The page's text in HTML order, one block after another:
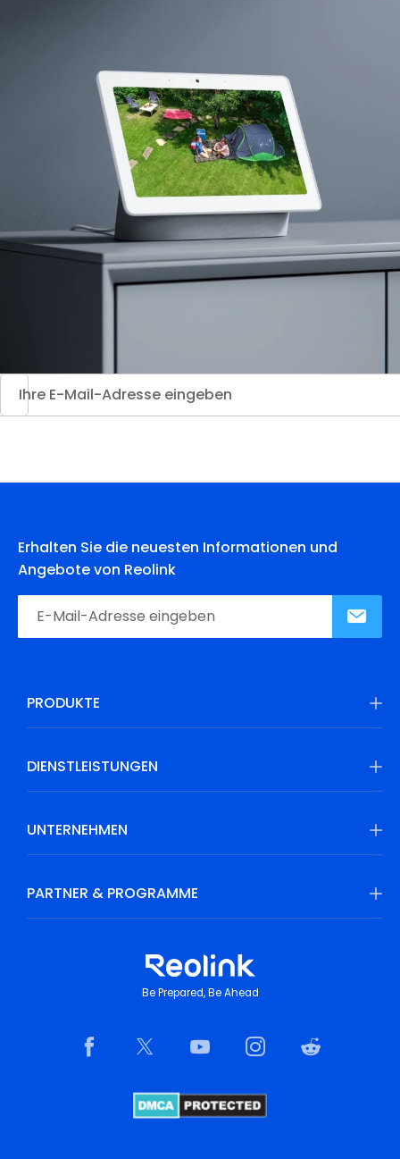
Erhalten Sie die neuesten Informationen und
Angebote von Reolink
PRODUKTE
DIENSTLEISTUNGEN
UNTERNEHMEN
PARTNER & PROGRAMME
Be Prepared, Be Ahead